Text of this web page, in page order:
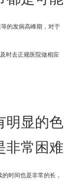
的发病高峰期，对于
时去正规医院做相应
显的色
非常困难
时间也是非常的长，